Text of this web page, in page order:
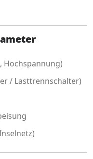
Hochspannung)
/ Lasttrennschalter)